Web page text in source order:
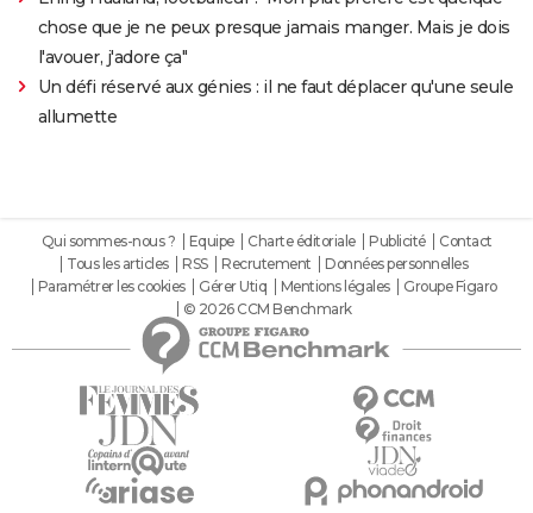
chose que je ne peux presque jamais manger. Mais je dois
l'avouer, j'adore ça"
Un défi réservé aux génies : il ne faut déplacer qu'une seule
allumette
Qui sommes-nous ? Equipe Charte éditoriale Publicité
Contact
Tous les articles
RSS Recrutement
Données personnelles
Paramétrer les cookies
Gérer Utiq Mentions légales
Groupe Figaro
© 2026 CCM Benchmark